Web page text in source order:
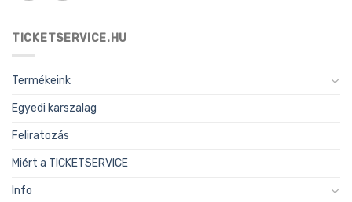
TICKETSERVICE.HU
Termékeink
Egyedi karszalag
Feliratozás
Miért a TICKETSERVICE
Info